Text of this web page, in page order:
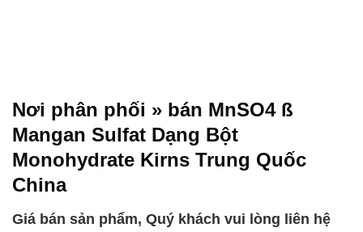
Nơi phân phối » bán MnSO4 ß
Mangan Sulfat Dạng Bột
Monohydrate Kirns Trung Quốc
China
Giá bán sản phẩm, Quý khách vui lòng liên hệ